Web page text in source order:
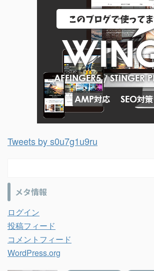
Tweets by s0u7g1u9ru
メタ情報
ログイン
投稿フィード
コメントフィード
WordPress.org